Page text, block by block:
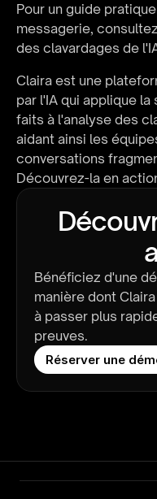
Pour un guide
messagerie, consultez
des clavardages de
Claira est une
par l'IA qui applique
faits à l'analyse des
aidant ainsi les
Découvrez-la en
Bénéficiez d'une
manière dont
à passer plus
preuves.
Réserver une